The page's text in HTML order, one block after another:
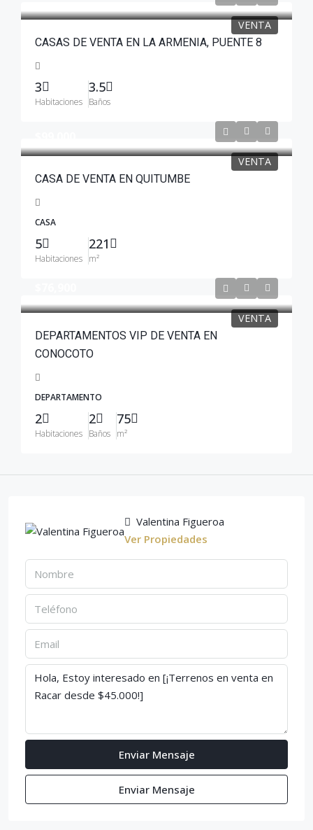
VENTA
CASAS DE VENTA EN LA ARMENIA, PUENTE 8
3
Habitaciones
3.5
Baños
VENTA
CASA DE VENTA EN QUITUMBE
CASA
5
Habitaciones
221
m²
VENTA
DEPARTAMENTOS VIP DE VENTA EN
CONOCOTO
DEPARTAMENTO
2
Habitaciones
2
Baños
75
m²
Valentina Figueroa
Ver Propiedades
Enviar Mensaje
Enviar Mensaje